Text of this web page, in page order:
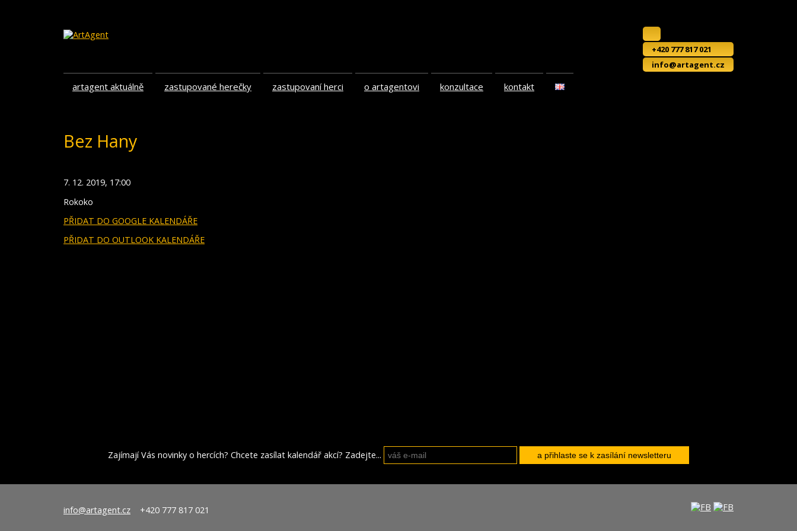
+420 777 817 021
info@artagent.cz
artagent aktuálně zastupované herečky zastupovaní herci o artagentovi konzultace kontakt
Bez Hany
7. 12. 2019, 17:00
Rokoko
PŘIDAT DO GOOGLE KALENDÁŘE
PŘIDAT DO OUTLOOK KALENDÁŘE
Zajímají Vás novinky o hercích? Chcete zasílat kalendář akcí? Zadejte...
info@artagent.cz +420 777 817 021